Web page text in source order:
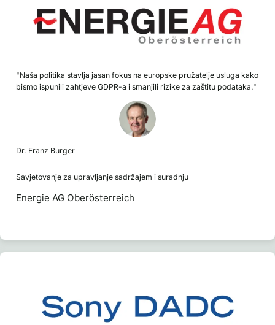
"Naša politika stavlja jasan fokus na europske pružatelje usluga kako
bismo ispunili zahtjeve GDPR-a i smanjili rizike za zaštitu podataka."
Dr. Franz Burger
Savjetovanje za upravljanje sadržajem i suradnju
Energie AG Oberösterreich